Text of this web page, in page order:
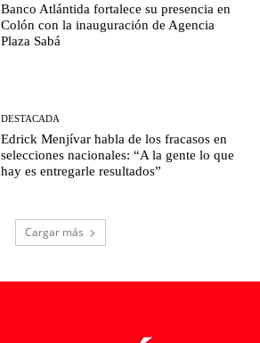
Banco Atlántida fortalece su presencia en
Colón con la inauguración de Agencia
Plaza Sabá
DESTACADA
Edrick Menjívar habla de los fracasos en
selecciones nacionales: “A la gente lo que
hay es entregarle resultados”
Cargar más